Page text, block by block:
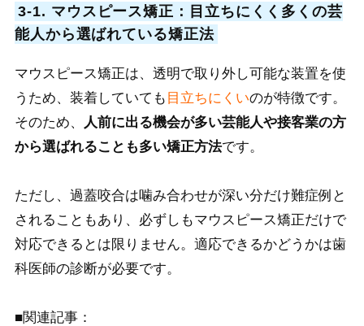
3-1. マウスピース矯正：目立ちにくく多くの芸
能人から選ばれている矯正法
マウスピース矯正は、透明で取り外し可能な装置を使
うため、装着していても 目立ちにくいのが特徴です。
そのため、
人前に出る機会が多い芸能人や接客業の方
から選ばれることも多い矯正方法です。
ただし、過蓋咬合は噛み合わせが深い分だけ難症例と
されることもあり、必ずしもマウスピース矯正だけで
対応できるとは限りません。適応できるかどうかは歯
科医師の診断が必要です。
■関連記事：